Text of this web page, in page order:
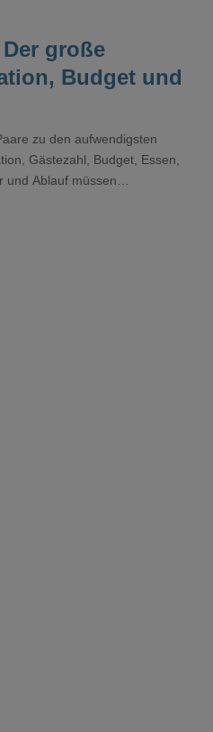
große
Budget und
zu den aufwendigsten
Gästezahl, Budget, Essen,
und Ablauf müssen
gut organisiert ist und trotzdem